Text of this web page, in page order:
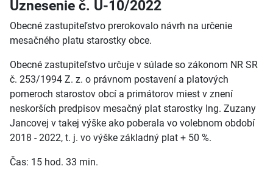
Uznesenie č. U-10/2022
Obecné zastupiteľstvo prerokovalo návrh na určenie
mesačného platu starostky obce.
Obecné zastupiteľstvo určuje v súlade so zákonom NR SR
č. 253/1994 Z. z. o právnom postavení a platových
pomeroch starostov obcí a primátorov miest v znení
neskorších predpisov mesačný plat starostky Ing. Zuzany
Jancovej v takej výške ako poberala vo volebnom období
2018 - 2022, t. j. vo výške základný plat + 50 %.
Čas: 15 hod. 33 min.